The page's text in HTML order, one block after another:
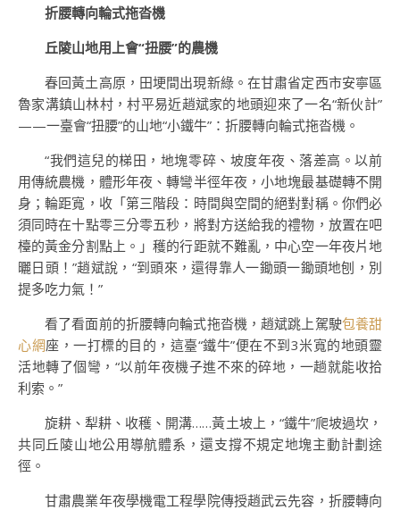
折腰轉向輪式拖沓機
丘陵山地用上會“扭腰”的農機
春回黃土高原，田埂間出現新綠。在甘肅省定西市安寧區
魯家溝鎮山林村，村平易近趙斌家的地頭迎來了一名“新伙計”
——一臺會“扭腰”的山地“小鐵牛”：折腰轉向輪式拖沓機。
“我們這兒的梯田，地塊零碎、坡度年夜、落差高。以前
用傳統農機，體形年夜、轉彎半徑年夜，小地塊最基礎轉不開
身；輪距寬，收「第三階段：時間與空間的絕對對稱。你們必
須同時在十點零三分零五秒，將對方送給我的禮物，放置在吧
檯的黃金分割點上。」穫的行距就不難亂，中心空一年夜片地
曬日頭！”趙斌說，“到頭來，還得靠人一鋤頭一鋤頭地刨，別
提多吃力氣！”
看了看面前的折腰轉向輪式拖沓機，趙斌跳上駕駛包養甜
心網座，一打標的目的，這臺“鐵牛”便在不到3米寬的地頭靈
活地轉了個彎，“以前年夜機子進不來的碎地，一趟就能收拾
利索。”
旋耕、犁耕、收穫、開溝……黃土坡上，“鐵牛”爬坡過坎，
共同丘陵山地公用導航體系，還支撐不規定地塊主動計劃途
徑。
甘肅農業年夜學機電工程學院傳授趙武云先容，折腰轉向